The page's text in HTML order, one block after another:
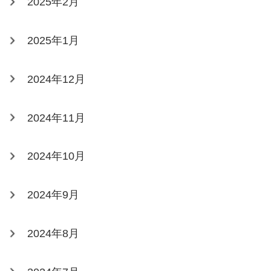
2025年1月
2024年12月
2024年11月
2024年10月
2024年9月
2024年8月